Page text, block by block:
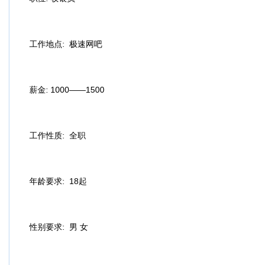
工作地点: 极速网吧
薪金: 1000——1500
工作性质: 全职
年龄要求: 18起
性别要求: 男 女